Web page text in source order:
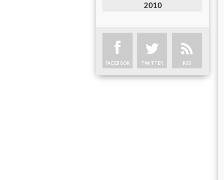
2010
FACEBOOK TWITTER RSS